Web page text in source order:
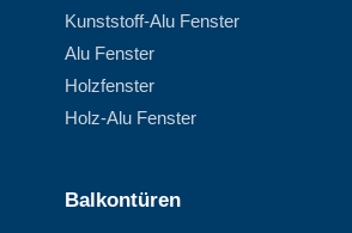
Kunststoff-Alu Fenster
Alu Fenster
Holzfenster
Holz-Alu Fenster
Balkontüren